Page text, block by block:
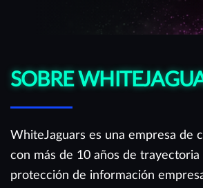
SOBRE
WhiteJaguars es una empresa de
con más de 10 años de trayectoria
protección de información